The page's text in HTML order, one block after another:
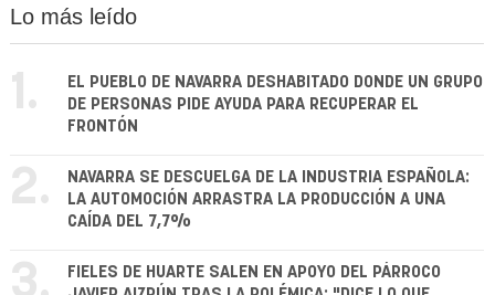
Lo más leído
1.
EL PUEBLO DE NAVARRA DESHABITADO DONDE UN GRUPO
DE PERSONAS PIDE AYUDA PARA RECUPERAR EL
FRONTÓN
2.
NAVARRA SE DESCUELGA DE LA INDUSTRIA ESPAÑOLA:
LA AUTOMOCIÓN ARRASTRA LA PRODUCCIÓN A UNA
CAÍDA DEL 7,7%
3.
FIELES DE HUARTE SALEN EN APOYO DEL PÁRROCO